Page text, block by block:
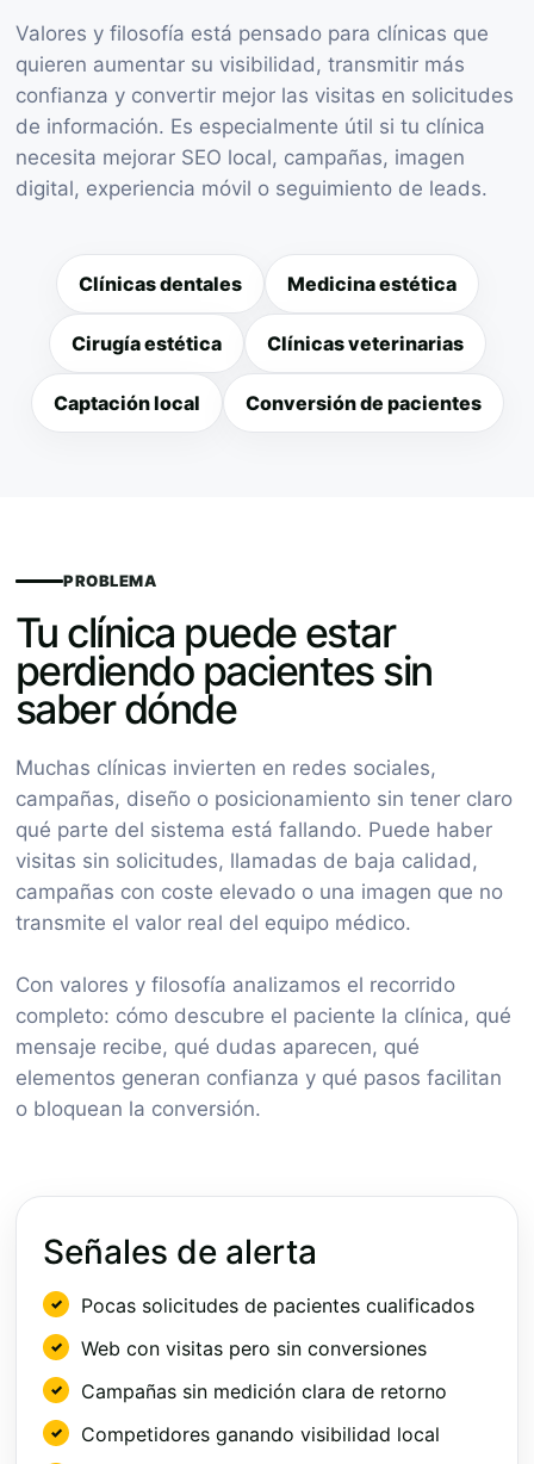
Valores y filosofía está pensado para clínicas que
quieren aumentar su visibilidad, transmitir más
confianza y convertir mejor las visitas en solicitudes
de información. Es especialmente útil si tu clínica
necesita mejorar SEO local, campañas, imagen
digital, experiencia móvil o seguimiento de leads.
Clínicas dentales Medicina estética
Cirugía estética Clínicas veterinarias
Captación local Conversión de pacientes
PROBLEMA
Tu clínica puede estar
perdiendo pacientes sin
saber dónde
Muchas clínicas invierten en redes sociales,
campañas, diseño o posicionamiento sin tener claro
qué parte del sistema está fallando. Puede haber
visitas sin solicitudes, llamadas de baja calidad,
campañas con coste elevado o una imagen que no
transmite el valor real del equipo médico.
Con valores y filosofía analizamos el recorrido
completo: cómo descubre el paciente la clínica, qué
mensaje recibe, qué dudas aparecen, qué
elementos generan confianza y qué pasos facilitan
o bloquean la conversión.
Señales de alerta
Pocas solicitudes de pacientes cualificados
Web con visitas pero sin conversiones
Campañas sin medición clara de retorno
Competidores ganando visibilidad local